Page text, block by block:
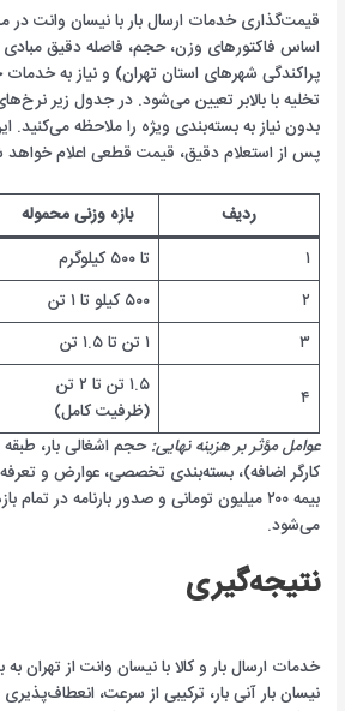
قیمت‌گذاری خدمات ارسال بار با نیسان وانت در
اساس فاکتورهای وزن، حجم، فاصله دقیق
پراکندگی شهرهای استان تهران) و نیاز به خدمات
تخلیه با بالابر تعیین می‌شود. در جدول زیر
بدون نیاز به بسته‌بندی ویژه را ملاحظه می‌کنید.
پس از استعلام دقیق، قیمت قطعی اعلام
ردیف بازه وزنی محموله
۱
تا ۵۰۰ کیلوگرم
۲
۵۰۰ کیلو تا ۱ تن
۳
۱ تن تا ۱.۵ تن
۴
۱.۵ تن تا ۲ تن
(ظرفیت کامل)
عوامل مؤثر بر هزینه نهایی:حجم اشغالی بار، طبقه
کارگر اضافه)، بسته‌بندی تخصصی، عوارض و
بیمه ۲۰۰ میلیون تومانی و صدور بارنامه در
می‌شود.
نتیجه‌گیری
خدمات ارسال بار و کالا با نیسان وانت از تهران
نیسان بار آنی بار، ترکیبی از سرعت،